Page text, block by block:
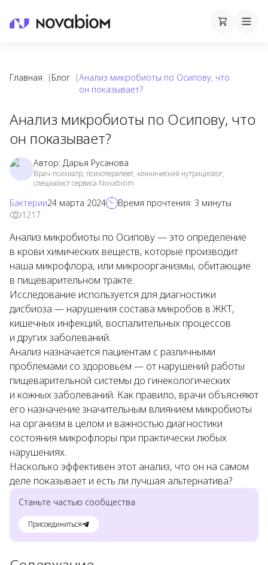
Корзина
Cart
Главная | Блог |Анализ микробиоты по Осипову, что
он показывает?
Анализ микробиоты по Осипову, что
он показывает?
Автор: Дарья Русанова
Врач-психиатр, психотерапевт, клинический нутрициолог,
специалист сервиса Novabiom
Бактерии24 марта 2024 Время прочтения: 3 минуты
1217
Анализ микробиоты по Осипову — это определение
в крови химических веществ, которые производит
наша микрофлора, или микроорганизмы, обитающие
в пищеварительном тракте.
Исследование используется для диагностики
дисбиоза — нарушения состава микробов в ЖКТ,
кишечных инфекций, воспалительных процессов
и других заболеваний.
Анализ назначается пациентам с различными
проблемами со здоровьем — от нарушений работы
пищеварительной системы до гинекологических
и кожных заболеваний. Как правило, врачи объясняют
его назначение значительным влиянием микробиоты
на организм в целом и важностью диагностики
состояния микрофлоры при практически любых
нарушениях.
Насколько эффективен этот анализ, что он на самом
деле показывает и есть ли лучшая альтернатива?
Станьте частью сообщества
Присоединиться